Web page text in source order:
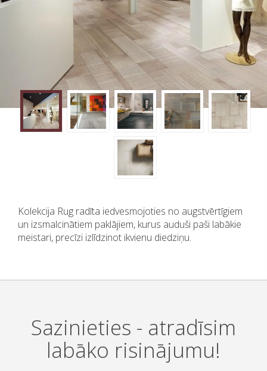
Kolekcija Rug radīta iedvesmojoties no augstvērtīgiem
un izsmalcinātiem paklājiem, kurus auduši paši labākie
meistari, precīzi izlīdzinot ikvienu diedziņu.
Sazinieties - atradīsim
labāko risinājumu!